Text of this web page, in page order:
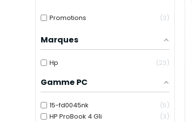
Promotions 3
Marques
Hp 23
Gamme PC
15-fd0045nk
5
HP ProBook 4 G1i
3